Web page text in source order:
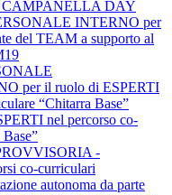
CAMPANELLA DAY
INTERNO per
del TEAM a supporto al
per il ruolo di ESPERTI
“Chitarra Base”
nel percorso co-
-
co-curriculari
autonoma da parte